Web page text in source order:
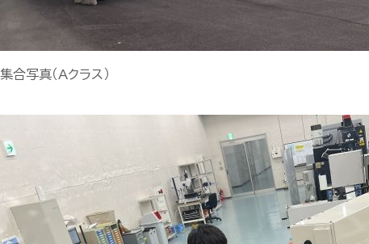
集合写真（Aクラス）